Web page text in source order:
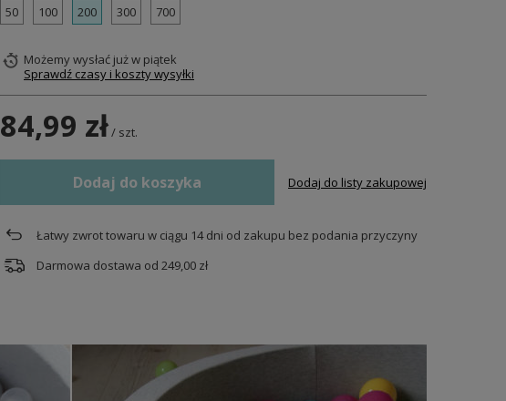
50 100 200 300 700
Możemy wysłać jużw piątek
Sprawdź czasy i koszty wysyłki
84,99 zł/ szt.
Dodaj do koszyka Dodaj do listy zakupowej
Łatwy zwrot towaru w ciągu 14dni od zakupu bez podania przyczyny
Darmowa dostawa od 249,00 zł